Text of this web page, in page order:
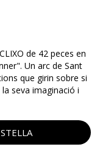
de 42 peces en
Un arc de Sant
que girin sobre si
seva imaginació i